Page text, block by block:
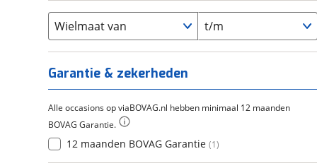
Overig ( 0)
Scandium
Staal (0 )
Tica
Wielmaat van t/m
Garantie & zekerheden
Alle occasions op viaBOVAG.nl hebben minimaal 12 maanden
BOVAG Garantie.
12 maanden BOVAG Garantie (1)